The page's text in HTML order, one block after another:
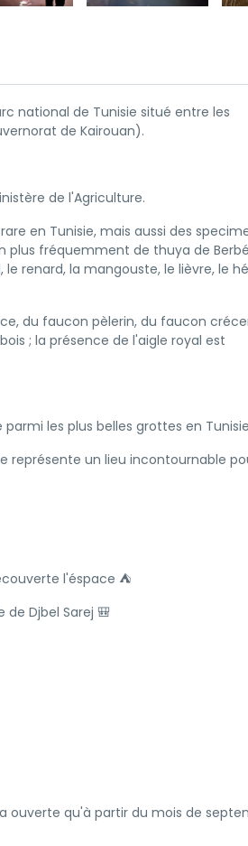
de Kairouan).
de l'Agriculture.
en Tunisie, mais aussi des
plus fréquemment de thuya de
renard, la mangouste, le lièvre, le
du faucon pèlerin, du faucon
; la présence de l'aigle royal est
les plus belles grottes en
représente un lieu incontournable
l'éspace ⛺
Djbel Sarej 🎒
ouverte qu'à partir du mois de